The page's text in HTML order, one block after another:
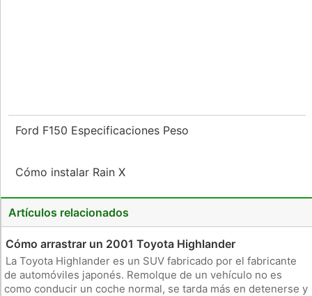
Ford F150 Especificaciones Peso
Cómo instalar Rain X
Artículos relacionados
Cómo arrastrar un 2001 Toyota Highlander
La Toyota Highlander es un SUV fabricado por el fabricante
de automóviles japonés. Remolque de un vehículo no es
como conducir un coche normal, se tarda más en detenerse y